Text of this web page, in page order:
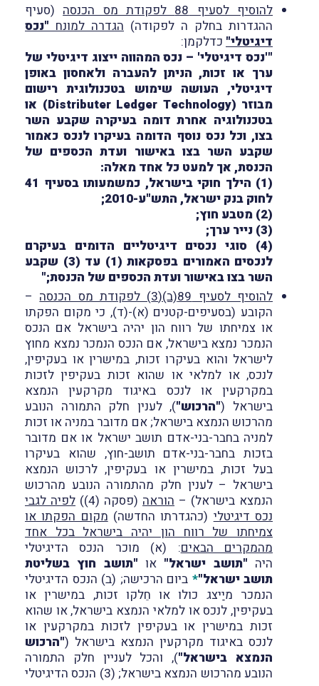
להוסיף לסעיף 88 לפקודת מס הכנסה (סעיף
ההגדרות בחלק ה לפקודה) הגדרה למונח "נכס
דיגיטלי" כדלקמן:
"'נכס דיגיטלי' – נכס המהווה ייצוג דיגיטלי של
ערך או זכות, הניתן להעברה ולאחסון באופן
דיגיטלי, העושה שימוש בטכנולוגית רישום
מבוזר (Distributer Ledger Technology) או
בטכנולוגיה אחרת דומה בעיקרה שקבע השר
בצו, וכל נכס נוסף הדומה בעיקרו לנכס כאמור
שקבע השר בצו באישור ועדת הכספים של
הכנסת, אך למעט כל אחד מאלה:
(1) הילך חוקי בישראל, כמשמעותו בסעיף 41
לחוק בנק ישראל, התש"ע-2010;
(2) מטבע חוץ;
(3) נייר ערך;
(4) סוגי נכסים דיגיטליים הדומים בעיקרם
לנכסים האמורים בפסקאות (1) עד (3) שקבע
השר בצו באישור ועדת הכספים של הכנסת;"
להוסיף לסעיף 89(ב)(3) לפקודת מס הכנסה
–
הקובע (בסעיפים-קטנים (א)-(ד), כי מקום הפקתו
או צמיחתו של רווח הון יהיה בישראל אם הנכס
הנמכר נמצא בישראל, אם הנכס הנמכר נמצא מחוץ
לישראל והוא בעיקרו זכות, במישרין או בעקיפין,
לנכס, או למלאי או שהוא זכות בעקיפין לזכות
במקרקעין או לנכס באיגוד מקרקעין הנמצא
בישראל ("הרכוש"), לענין חלק התמורה הנובע
מהרכוש הנמצא בישראל; אם מדובר במניה או זכות
למניה בחבר-בני-אדם תושב ישראל או אם מדובר
בזכות בחבר-בני-אדם תושב-חוץ, שהוא בעיקרו
בעל זכות, במישרין או בעקיפין, לרכוש הנמצא
בישראל – לענין חלק מהתמורה הנובע מהרכוש
הנמצא בישראל) – הוראה (פסקה (4))
לפיה לגבי
נכס דיגיטלי (כהגדרתו החדשה) מקום הפקתו או
צמיחתו של רווח הון יהיה בישראל בכל אחד
מהמקרים הבאים: (א) מוכר הנכס הדיגיטלי
היה "תושב ישראל" או "תושב חוץ בשליטת
תושב ישראל"* ביום הרכישה; (ב) הנכס הדיגיטלי
הנמכר מיַיצג כולו או חֵלקו זכות, במישרין או
בעקיפין, לנכס או למלאי הנמצא בישראל, או שהוא
זכות במישרין או בעקיפין לזכות במקרקעין או
לנכס באיגוד מקרקעין הנמצא בישראל ("הרכוש
הנמצא בישראל"), והכל לעניין חלק התמורה
הנובע מהרכוש הנמצא בישראל; (3) הנכס הדיגיטלי